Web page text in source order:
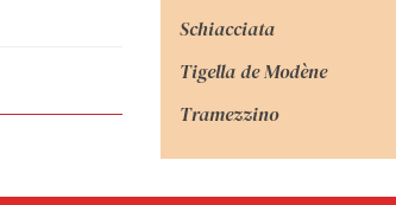
Schiacciata
Tigella de Modène
Tramezzino